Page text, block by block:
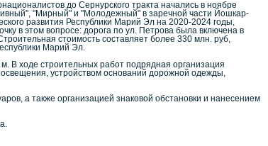
до Сернурского тракта начались в ноябре
"Мирный" и "Молодежный" в заречной части Йошкар-
развития Республики Марий Эл на 2020-2024 годы,
в этом вопросе: дорога по ул. Петрова была включена в
стоимость составляет более 330 млн. руб,
Марий Эл.
В ходе строительных работ подрядная организация
устройством оснований дорожной одежды,
а также организацией знаковой обстановки и нанесением